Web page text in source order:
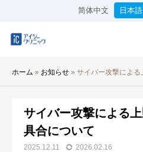
简体中文 日本語
ホーム » お知らせ » サイバー攻撃による
サイバー攻撃による
具合について
2025.12.11 2026.02.16
料金表
オンライン診療